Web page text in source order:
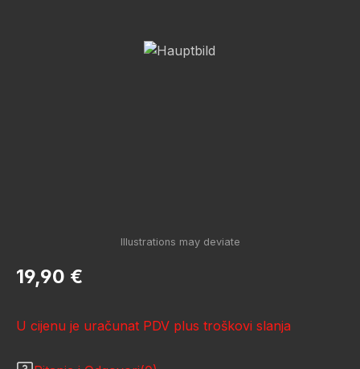
Preskoči galeriju slika
Redovna cijena:
19,90 €
U cijenu je uračunat PDV plus troškovi slanja